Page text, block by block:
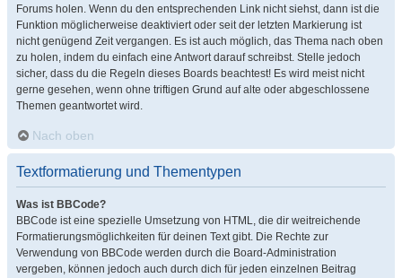
Forums holen. Wenn du den entsprechenden Link nicht siehst, dann ist die
Funktion möglicherweise deaktiviert oder seit der letzten Markierung ist
nicht genügend Zeit vergangen. Es ist auch möglich, das Thema nach oben
zu holen, indem du einfach eine Antwort darauf schreibst. Stelle jedoch
sicher, dass du die Regeln dieses Boards beachtest! Es wird meist nicht
gerne gesehen, wenn ohne triftigen Grund auf alte oder abgeschlossene
Themen geantwortet wird.
Nach oben
Textformatierung und Thementypen
Was ist BBCode?
BBCode ist eine spezielle Umsetzung von HTML, die dir weitreichende
Formatierungsmöglichkeiten für deinen Text gibt. Die Rechte zur
Verwendung von BBCode werden durch die Board-Administration
vergeben, können jedoch auch durch dich für jeden einzelnen Beitrag